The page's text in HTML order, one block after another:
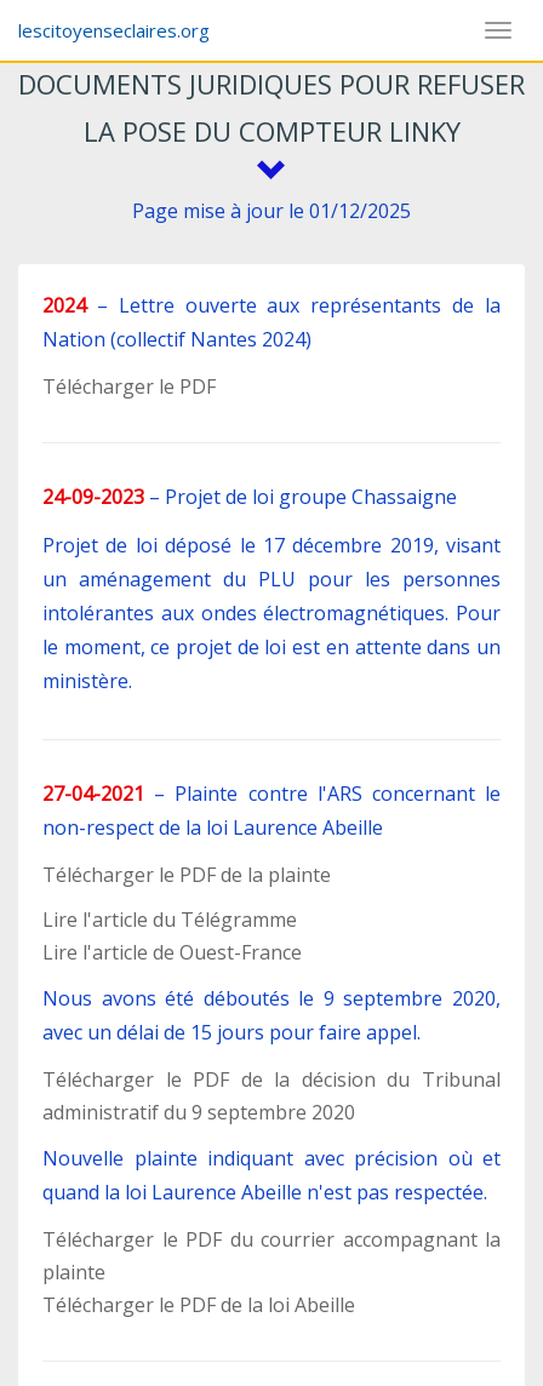
Toggle
lescitoyenseclaires.org
DOCUMENTS JURIDIQUES POUR REFUSER
LA POSE DU COMPTEUR LINKY
Page mise à jour le 01/12/2025
2024– Lettre ouverte aux représentants de la
Nation (collectif Nantes 2024)
Télécharger le PDF
24-09-2023 – Projet de loi groupe Chassaigne
Projet de loi déposé le 17 décembre 2019, visant
un aménagement du PLU pour les personnes
intolérantes aux ondes électromagnétiques. Pour
le moment, ce projet de loi est en attente dans un
ministère.
27-04-2021 – Plainte contre l'ARS concernant le
non-respect de la loi Laurence Abeille
Télécharger le PDF de la plainte
Lire l'article du Télégramme
Lire l'article de Ouest-France
Nous avons été déboutés le 9 septembre 2020,
avec un délai de 15 jours pour faire appel.
Télécharger le PDF de la décision du Tribunal
administratif du 9 septembre 2020
Nouvelle plainte indiquant avec précision où et
quand la loi Laurence Abeille n'est pas respectée.
Télécharger le PDF du courrier accompagnant la
plainte
Télécharger le PDF de la loi Abeille